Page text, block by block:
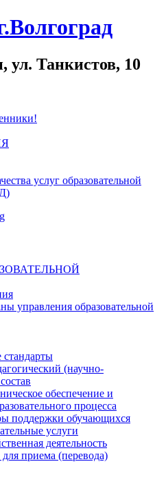
ул. Танкистов, 10
услуг образовательной
управления образовательной
стандарты
(научно-
обеспечение и
процесса
поддержки обучающихся
услуги
деятельность
приема (перевода)